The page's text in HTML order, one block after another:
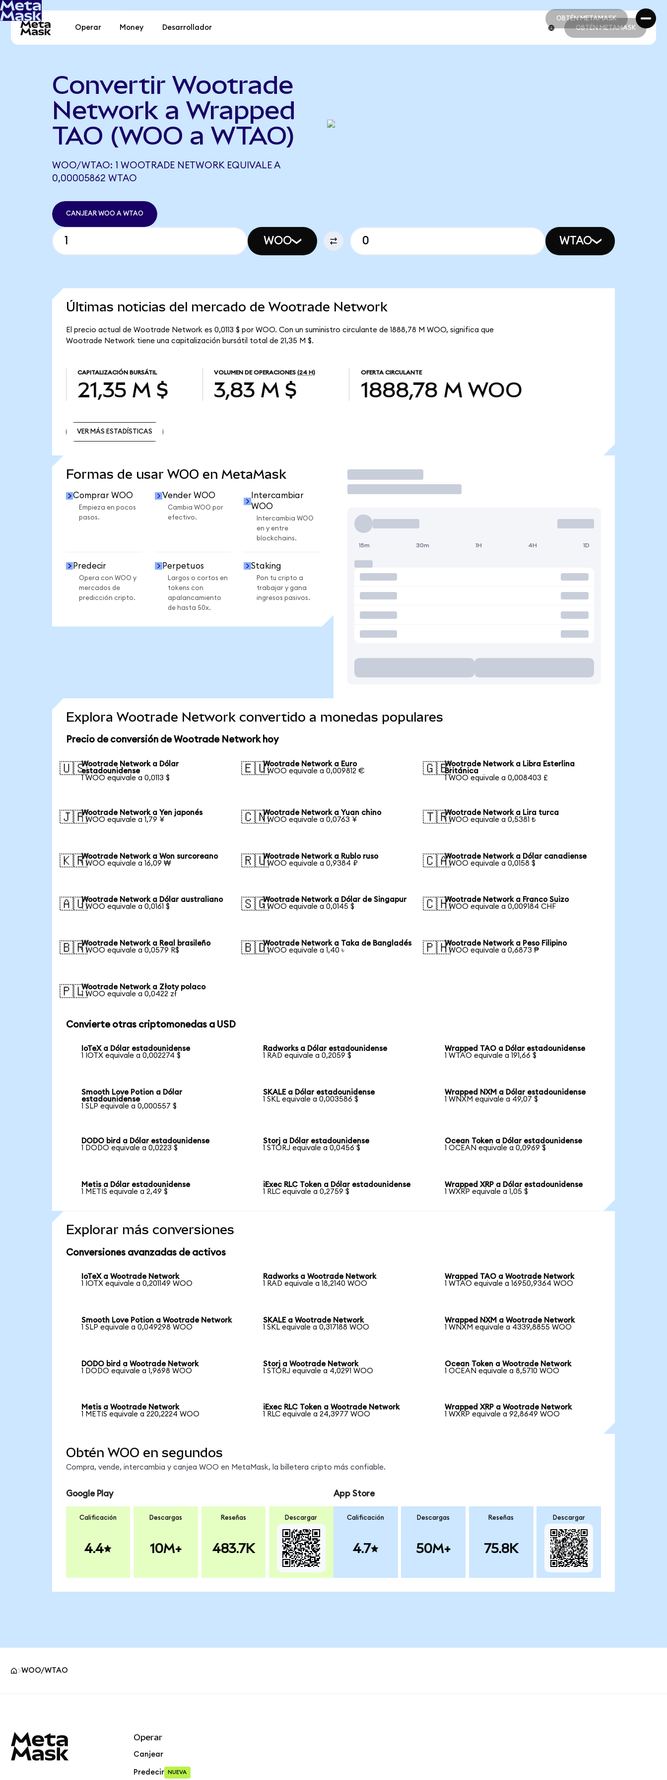
OBTÉN METAMASK
OBTÉN METAMASK
Operar Money Desarrollador OBTÉN METAMASK
Convertir Wootrade
Network a Wrapped
TAO (WOO a WTAO)
WOO/WTAO: 1 WOOTRADE NETWORK EQUIVALE A
0,00005862 WTAO
CANJEAR WOO A WTAO
WOO WTAO
Últimas noticias del mercado de Wootrade Network
El precio actual de Wootrade Network es 0,0113 $ por WOO. Con un suministro circulante de 1888,78 M WOO, significa que
Wootrade Network tiene una capitalización bursátil total de 21,35 M $.
CAPITALIZACIÓN BURSÁTIL
21,35 M $
VOLUMEN DE OPERACIONES (24 H)
3,83 M $
OFERTA CIRCULANTE
1888,78 M WOO
VER MÁS ESTADÍSTICAS
Formas de usar WOO en MetaMask
Comprar WOO
Empieza en pocos
pasos.
Vender WOO
Cambia WOO por
efectivo.
Intercambiar
WOO
Intercambia WOO
en y entre
blockchains.
Predecir
Opera con WOO y
mercados de
predicción cripto.
Perpetuos
Largos o cortos en
tokens con
apalancamiento
de hasta 50x.
Staking
Pon tu cripto a
trabajar y gana
ingresos pasivos.
Operar
15m 30m 1H 4H 1D
Explora Wootrade Network convertido a monedas populares
Precio de conversión de Wootrade Network hoy
🇺🇸Wootrade Network a Dólar
estadounidense
1 WOO equivale a 0,0113 $
🇪🇺Wootrade Network a Euro
1 WOO equivale a 0,009812 €
🇬🇧Wootrade Network a Libra Esterlina
Británica
1 WOO equivale a 0,008403 £
🇯🇵Wootrade Network a Yen japonés
1 WOO equivale a 1,79 ¥
🇨🇳Wootrade Network a Yuan chino
1 WOO equivale a 0,0763 ¥
🇹🇷Wootrade Network a Lira turca
1 WOO equivale a 0,5381 ₺
🇰🇷Wootrade Network a Won surcoreano
1 WOO equivale a 16,09 ₩
🇷🇺Wootrade Network a Rublo ruso
1 WOO equivale a 0,9384 ₽
🇨🇦Wootrade Network a Dólar canadiense
1 WOO equivale a 0,0158 $
🇦🇺Wootrade Network a Dólar australiano
1 WOO equivale a 0,0161 $
🇸🇬Wootrade Network a Dólar de Singapur
1 WOO equivale a 0,0145 $
🇨🇭Wootrade Network a Franco Suizo
1 WOO equivale a 0,009184 CHF
🇧🇷Wootrade Network a Real brasileño
1 WOO equivale a 0,0579 R$
🇧🇩Wootrade Network a Taka de Bangladés
1 WOO equivale a 1,40 ৳
🇵🇭Wootrade Network a Peso Filipino
1 WOO equivale a 0,6873 ₱
🇵🇱Wootrade Network a Złoty polaco
1 WOO equivale a 0,0422 zł
Convierte otras criptomonedas a USD
IoTeX a Dólar estadounidense
1 IOTX equivale a 0,002274 $
Radworks a Dólar estadounidense
1 RAD equivale a 0,2059 $
Wrapped TAO a Dólar estadounidense
1 WTAO equivale a 191,66 $
Smooth Love Potion a Dólar
estadounidense
1 SLP equivale a 0,000557 $
SKALE a Dólar estadounidense
1 SKL equivale a 0,003586 $
Wrapped NXM a Dólar estadounidense
1 WNXM equivale a 49,07 $
DODO bird a Dólar estadounidense
1 DODO equivale a 0,0223 $
Storj a Dólar estadounidense
1 STORJ equivale a 0,0456 $
Ocean Token a Dólar estadounidense
1 OCEAN equivale a 0,0969 $
Metis a Dólar estadounidense
1 METIS equivale a 2,49 $
iExec RLC Token a Dólar estadounidense
1 RLC equivale a 0,2759 $
Wrapped XRP a Dólar estadounidense
1 WXRP equivale a 1,05 $
Explorar más conversiones
Conversiones avanzadas de activos
IoTeX a Wootrade Network
1 IOTX equivale a 0,201149 WOO
Radworks a Wootrade Network
1 RAD equivale a 18,2140 WOO
Wrapped TAO a Wootrade Network
1 WTAO equivale a 16950,9364 WOO
Smooth Love Potion a Wootrade Network
1 SLP equivale a 0,049298 WOO
SKALE a Wootrade Network
1 SKL equivale a 0,317188 WOO
Wrapped NXM a Wootrade Network
1 WNXM equivale a 4339,8855 WOO
DODO bird a Wootrade Network
1 DODO equivale a 1,9698 WOO
Storj a Wootrade Network
1 STORJ equivale a 4,0291 WOO
Ocean Token a Wootrade Network
1 OCEAN equivale a 8,5710 WOO
Metis a Wootrade Network
1 METIS equivale a 220,2224 WOO
iExec RLC Token a Wootrade Network
1 RLC equivale a 24,3977 WOO
Wrapped XRP a Wootrade Network
1 WXRP equivale a 92,8649 WOO
Obtén WOO en segundos
Compra, vende, intercambia y canjea WOO en MetaMask, la billetera cripto más confiable.
Google Play
Calificación
4.4
Descargas
10M+
Reseñas
483.7K
Descargar
App Store
Calificación
4.7
Descargas
50M+
Reseñas
75.8K
Descargar
WOO/WTAO
Operar
Canjear
Predecir NUEVA